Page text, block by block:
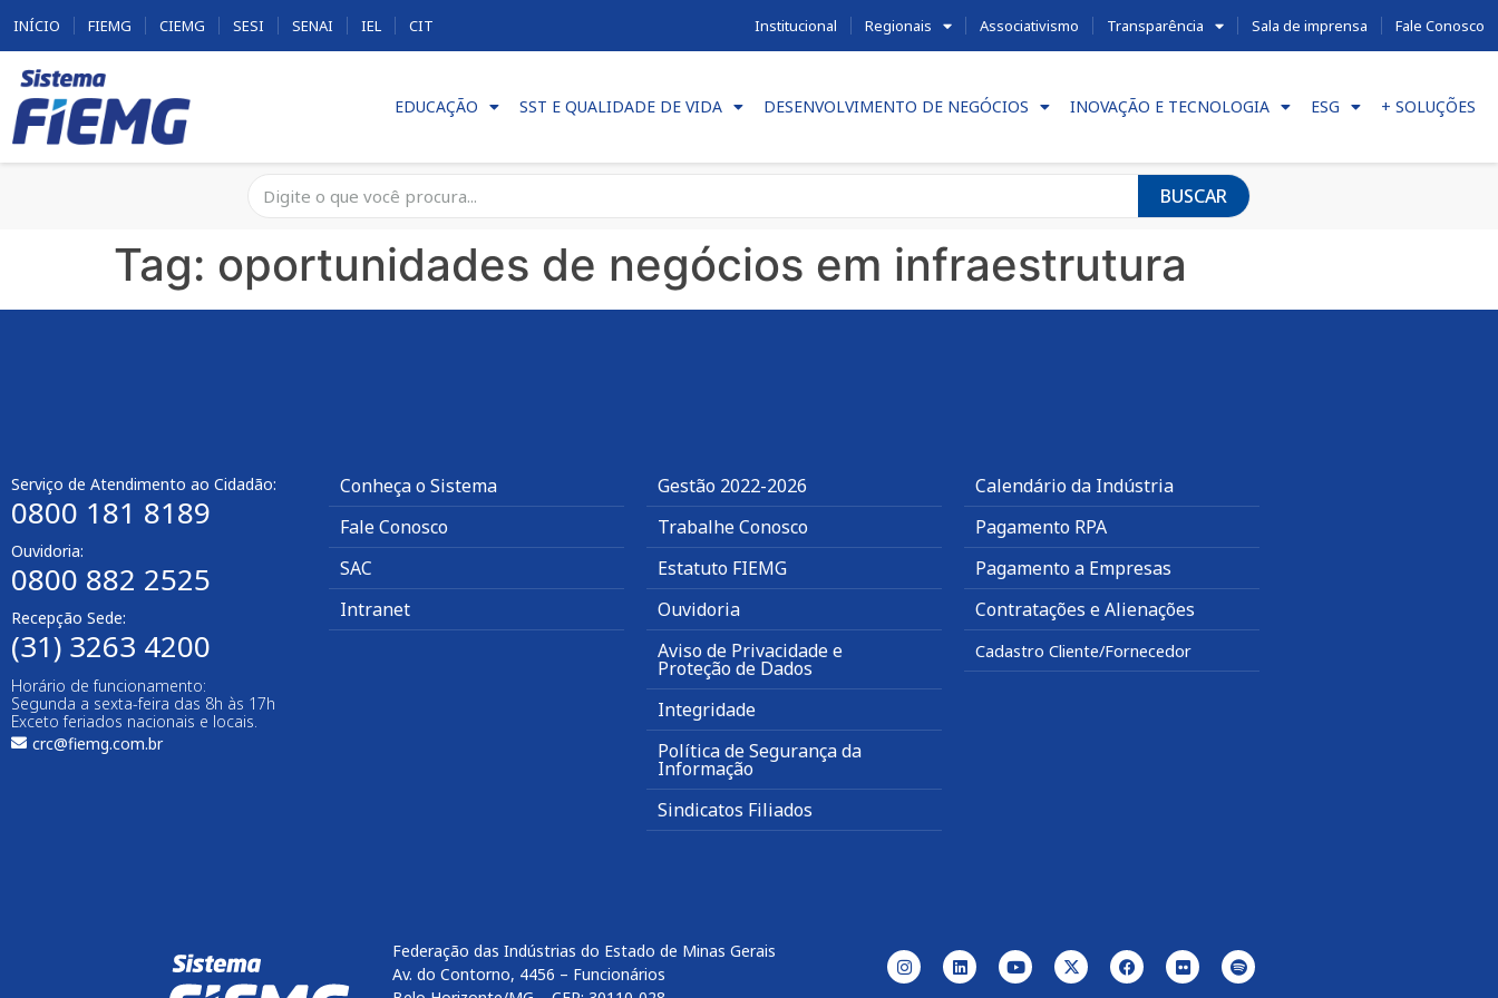
INÍCIO FIEMG CIEMG SESI SENAI IEL CIT Institucional Regionais Associativismo Transparência Sala de imprensa Fale Conosco
EDUCAÇÃO SST E QUALIDADE DE VIDA DESENVOLVIMENTO DE NEGÓCIOS INOVAÇÃO E TECNOLOGIA ESG + SOLUÇÕES
BUSCAR
Tag: oportunidades de negócios em infraestrutura
Serviço de Atendimento ao Cidadão:
0800 181 8189
Ouvidoria:
0800 882 2525​
Recepção Sede:
(31) 3263 4200
Horário de funcionamento:
Segunda a sexta-feira das 8h às 17h
Exceto feriados nacionais e locais.
crc@fiemg.com.br
Conheça o Sistema
Fale Conosco
SAC
Intranet
Gestão 2022-2026
Trabalhe Conosco
Estatuto FIEMG
Ouvidoria
Aviso de Privacidade e
Proteção de Dados
Integridade
Política de Segurança da
Informação
Sindicatos Filiados
Calendário da Indústria
Pagamento RPA
Pagamento a Empresas
Contratações e Alienações
Cadastro Cliente/Fornecedor
Federação das Indústrias do Estado de Minas Gerais
Av. do Contorno, 4456 – Funcionários